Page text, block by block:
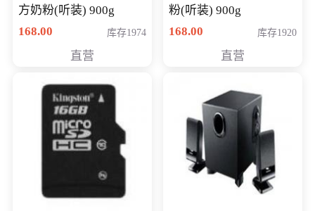
方奶粉(听装) 900g
168.00
库存1974
直营
粉(听装) 900g
168.00
库存1920
直营